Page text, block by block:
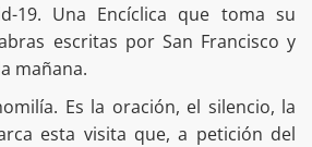
19. Una Encíclica que toma su
escritas por San Francisco y
mañana.
Es la oración, el silencio, la
esta visita que, a petición del